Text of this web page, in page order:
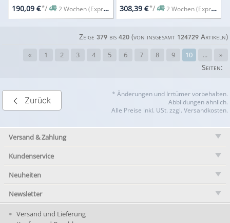
190,09 €*/ 2 Wochen (Expresslieferung auf Anfrage) 308,39 €*/ 2 Wochen (Expresslieferung auf Anfrage)
Zeige 379bis 420(von insgesamt 124729Artikeln)
« 1 2 3 4 5 6 7 8 9 10 ... »
Seiten:
Zurück
* Änderungen und Irrtümer vorbehalten.
Abbildungen ähnlich.
Alle Preise inkl. USt. zzgl. Versandkosten.
Versand & Zahlung
Kundenservice
Neuheiten
Newsletter
Versand und Lieferung